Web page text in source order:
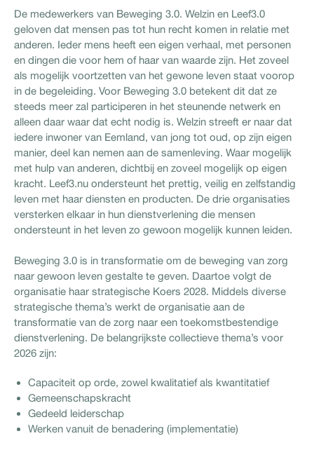
De medewerkers van Beweging 3.0. Welzin en Leef3.0
geloven dat mensen pas tot hun recht komen in relatie met
anderen. Ieder mens heeft een eigen verhaal, met personen
en dingen die voor hem of haar van waarde zijn. Het zoveel
als mogelijk voortzetten van het gewone leven staat voorop
in de begeleiding. Voor Beweging 3.0 betekent dit dat ze
steeds meer zal participeren in het steunende netwerk en
alleen daar waar dat echt nodig is. Welzin streeft er naar dat
iedere inwoner van Eemland, van jong tot oud, op zijn eigen
manier, deel kan nemen aan de samenleving. Waar mogelijk
met hulp van anderen, dichtbij en zoveel mogelijk op eigen
kracht. Leef3.nu ondersteunt het prettig, veilig en zelfstandig
leven met haar diensten en producten. De drie organisaties
versterken elkaar in hun dienstverlening die mensen
ondersteunt in het leven zo gewoon mogelijk kunnen leiden.
Beweging 3.0 is in transformatie om de beweging van zorg
naar gewoon leven gestalte te geven. Daartoe volgt de
organisatie haar strategische Koers 2028. Middels diverse
strategische thema’s werkt de organisatie aan de
transformatie van de zorg naar een toekomstbestendige
dienstverlening. De belangrijkste collectieve thema’s voor
2026 zijn:
Capaciteit op orde, zowel kwalitatief als kwantitatief
Gemeenschapskracht
Gedeeld leiderschap
Werken vanuit de benadering (implementatie)